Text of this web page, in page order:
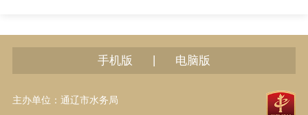
手机版 电脑版
主办单位：通辽市水务局